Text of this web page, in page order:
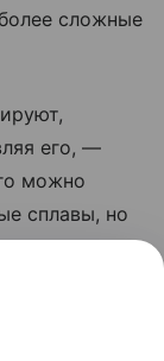
сложные
его, —
можно
сплавы, но
Если
карбид
зоны